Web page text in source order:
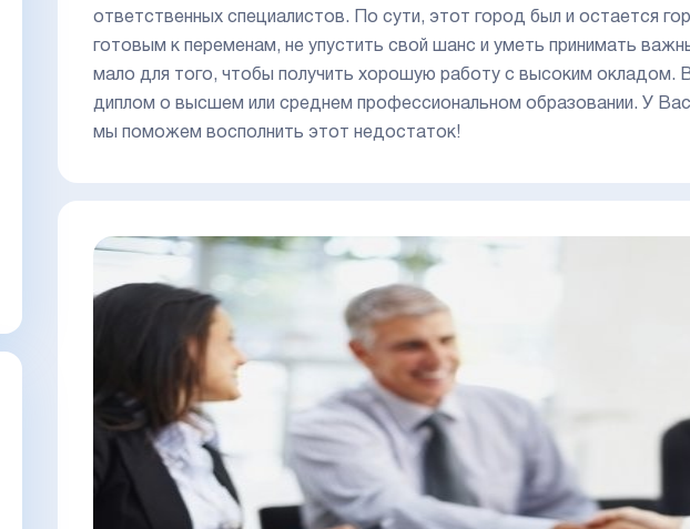
ответственных специалистов. По сути, этот город был и остается
готовым к переменам, не упустить свой шанс и уметь принимать
мало для того, чтобы получить хорошую работу с высоким окладом.
диплом о высшем или среднем профессиональном образовании. У
мы поможем восполнить этот недостаток!